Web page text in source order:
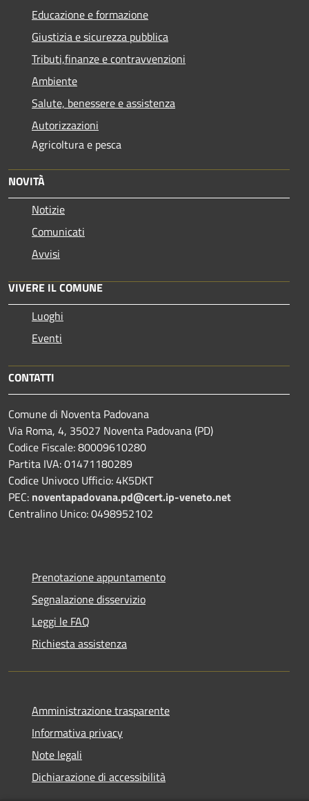
Educazione e formazione
Giustizia e sicurezza pubblica
Tributi,finanze e contravvenzioni
Ambiente
Salute, benessere e assistenza
Autorizzazioni
Agricoltura e pesca
NOVITÀ
Notizie
Comunicati
Avvisi
VIVERE IL COMUNE
Luoghi
Eventi
CONTATTI
Comune di Noventa Padovana
Via Roma, 4, 35027 Noventa Padovana (PD)
Codice Fiscale: 80009610280
Partita IVA: 01471180289
Codice Univoco Ufficio: 4K5DKT
PEC: noventapadovana.pd@cert.ip-veneto.net
Centralino Unico: 0498952102
Prenotazione appuntamento
Segnalazione disservizio
Leggi le FAQ
Richiesta assistenza
Amministrazione trasparente
Informativa privacy
Note legali
Dichiarazione di accessibilità